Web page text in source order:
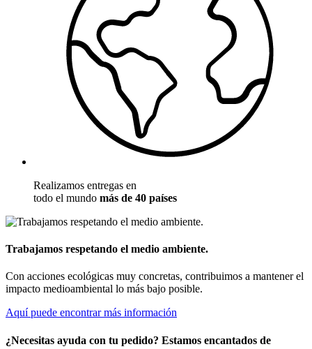
Realizamos entregas en
todo el mundo más de 40 países
Trabajamos respetando el medio ambiente.
Con acciones ecológicas muy concretas, contribuimos a mantener el
impacto medioambiental lo más bajo posible.
Aquí puede encontrar más información
¿Necesitas ayuda con tu pedido? Estamos encantados de